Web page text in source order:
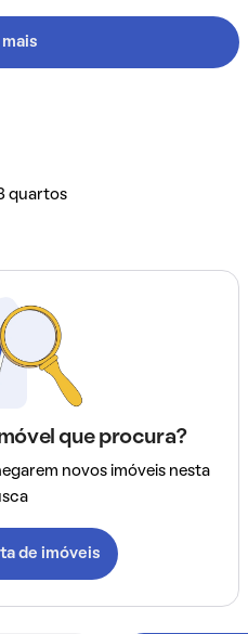
mais
quartos
que procura?
novos imóveis nesta
de imóveis